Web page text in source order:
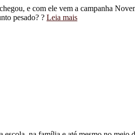
e com ele vem a campanha
pesado? ? Leia mais